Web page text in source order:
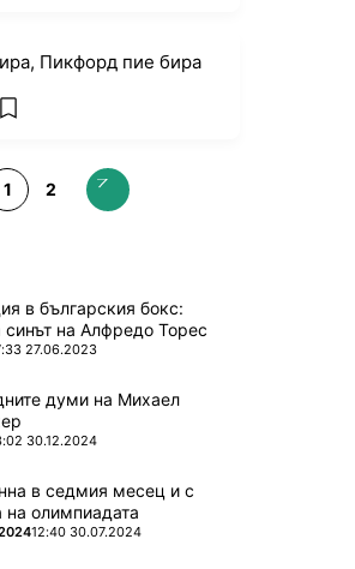
Пикфорд пие бира
add favorites
1 2
в българския бокс:
синът на Алфредо Торес
27.06.2023
думи на Михаел
30.12.2024
в седмия месец и с
на олимпиадата
ОТ 12:40 30.07.2024